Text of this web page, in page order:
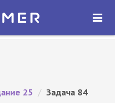
ОТКРЫТЬ
25 / Задача 84